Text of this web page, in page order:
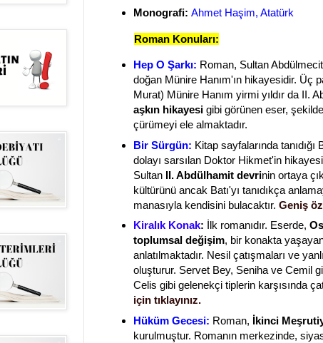
Monografi: Ahmet Haşim, Atatürk
Roman Konuları:
Hep O Şarkı: Roman, Sultan Abdülmecit
doğan Münire Hanım'ın hikayesidir. Üç
Murat) Münire Hanım yirmi yıldır da II.
aşkın hikayesigibi görünen eser,
çürümeyi ele almaktadır.
Bir Sürgün: Kitap sayfalarında tanıdığı
dolayı sarsılan Doktor Hikmet'in
Sultan II. Abdülhamit devrinin ortaya
kültürünü ancak Batı'yı tanıdıkça
manasıyla kendisini bulacaktır. Geniş
Kiralık Konak: İlk romanıdır. Eserde,
toplumsal değişim, bir konakta
anlatılmaktadır. Nesil çatışmaları ve
oluşturur. Servet Bey, Seniha ve Cemil
Celis gibi gelenekçi tiplerin karşısında
için tıklayınız.
Hüküm Gecesi: Roman, İkinci
kurulmuştur. Romanın merkezinde,